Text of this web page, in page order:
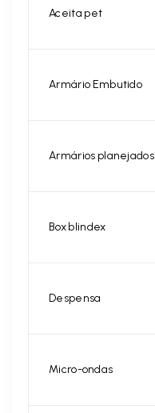
Aceita pet
Armário Embutido
Armários planejados
Box blindex
Despensa
Micro-ondas